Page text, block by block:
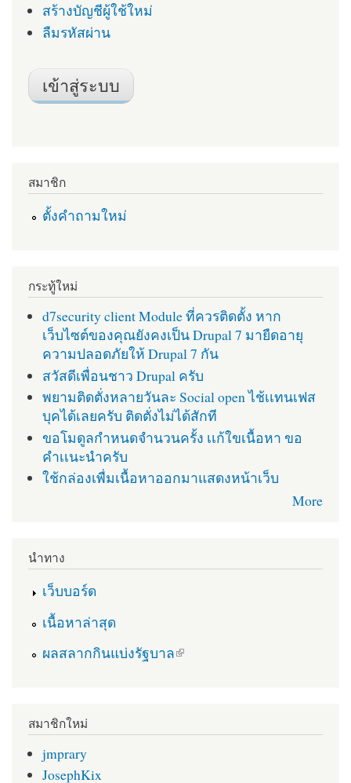
สร้างบัญชีผู้ใช้ใหม่
ลืมรหัสผ่าน
สมาชิก
ตั้งคำถามใหม่
กระทู้ใหม่
d7security client Module ที่ควรติดตั้ง หาก
เว็บไซต์ของคุณยังคงเป็น Drupal 7 มายืดอายุ
ความปลอดภัยให้ Drupal 7 กัน
สวัสดีเพื่อนชาว Drupal ครับ
พยามติดตั่งหลายวันละ Social open ไช้เเทนเฟส
บุคได้เลยครับ ติดตั่งไม่ได้สักที
ขอโมดูลกำหนดจำนวนครั้ง เเก้ใขเนื้อหา ขอ
คำเเนะนำครับ
ใช้กล่องเพื่มเนื้อหาออกมาแสดงหน้าเว็บ
More
นำทาง
เว็บบอร์ด
เนื้อหาล่าสุด
ผลสลากกินแบ่งรัฐบาล
(link is external)
สมาชิกใหม่
jmprary
JosephKix